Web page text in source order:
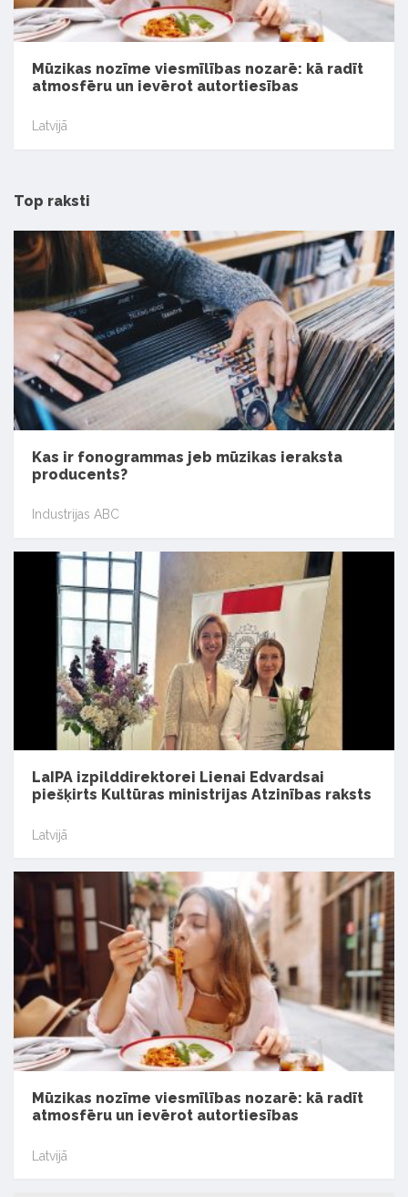
Mūzikas nozīme viesmīlības nozarē: kā radīt
atmosfēru un ievērot autortiesības
Latvijā
Top raksti
Kas ir fonogrammas jeb mūzikas ieraksta
producents?
Industrijas ABC
LaIPA izpilddirektorei Lienai Edvardsai
piešķirts Kultūras ministrijas Atzinības raksts
Latvijā
Mūzikas nozīme viesmīlības nozarē: kā radīt
atmosfēru un ievērot autortiesības
Latvijā